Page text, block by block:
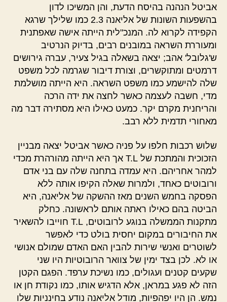
אביטל הנהנה בהיסח הדעת, והן המשיכו לדון
בהשפעות השונות של אליאנה 2.3 כמו שלילך שרגא
הקפידה לקרוא לה. המנכ"לית הייתה אישה שאפתנית
ומעוררת השראה במובנים רבים, בדיוק הנרטיב
ש'גלובל' אהב; יצאה בשאלה בגיל צעיר, עברה גירושים
דרמטים ומתוקשרים, וצורת דיבור שגרמה לכל משפט
שלה להישמע כמו משפט השראה. היא הייתה מושלמת
מדי, חשבה לעצמה כאשר לחצה את ידה הרכה
והריחנית מקרם יקר. כמעט כאילו היא מסתירה דבר מה
מאחורי תדמית ללא רבב.
שלוש רכבות חלפו על פניה כאשר אביטל יצאה מבניין
הזכוכית והמתכת של T.L אך היא הייתה מהורהרת מכדי
למהר אחריהם. היא עמדה בתחנה שלה עם בני אדם
ורובוטים כאחד, ולמרות שאלה הקיפו אותה ללא
הפסקה בחמש השנים מאז ההשקה של אליאנה, היא
הביטה בהם כאילו ראתה אותם לראשונה. כחלק
מתקנות הממשלה בנוגע לרובוטים, T.L חוייבו להשאיר
את החיבורים במקום יחסית בולט כדי לאפשר
לשוטרים ואנשי שירות להבין האם האדם שמולם אנושי
או לא. לכן בצד ימין של צוואר הרובוטיות היו שני
שקעים קטנים ועגולים, כמו נשיכת ערפד. הפגם הקטן
הזה לא פגע במראן, אלא הדגיש אותו, כמו נקודת חן או
נמש. הן היו יפהפיות, מודל אליאנה נודע בחינניות שלו